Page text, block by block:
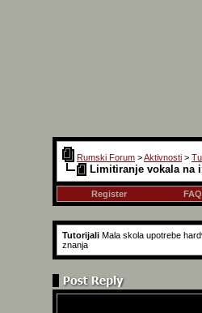
Rumski Forum >Aktivnosti >
Limitiranje vokala na
Register FAQ
Tutorijali Mala skola upotrebe
znanja